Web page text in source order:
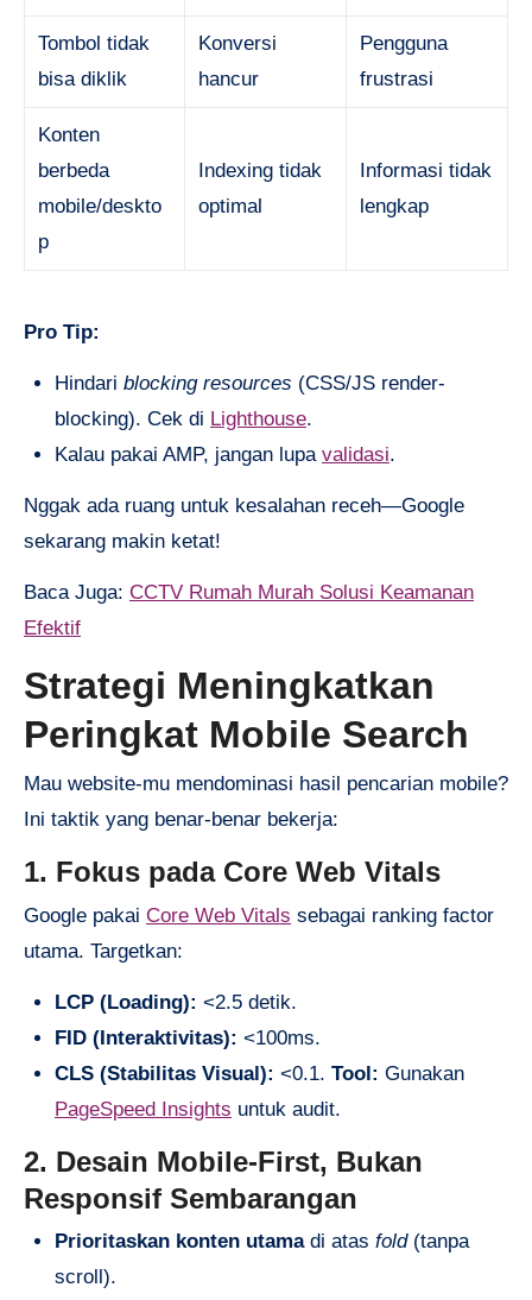
Tombol tidak
bisa diklik
Konversi
hancur
Pengguna
frustrasi
Konten
berbeda
mobile/deskto
p
Indexing tidak
optimal
Informasi tidak
lengkap
Pro Tip:
Hindari blocking resources (CSS/JS render-
blocking). Cek di Lighthouse.
Kalau pakai AMP, jangan lupa validasi.
Nggak ada ruang untuk kesalahan receh—Google
sekarang makin ketat!
Baca Juga: CCTV Rumah Murah Solusi Keamanan
Efektif
Strategi Meningkatkan
Peringkat Mobile Search
Mau website-mu mendominasi hasil pencarian mobile?
Ini taktik yang benar-benar bekerja:
1. Fokus pada Core Web Vitals
Google pakai Core Web Vitals sebagai ranking factor
utama. Targetkan:
LCP (Loading): <2.5 detik.
FID (Interaktivitas): <100ms.
CLS (Stabilitas Visual): <0.1. Tool: Gunakan
PageSpeed Insights untuk audit.
2. Desain Mobile-First, Bukan
Responsif Sembarangan
Prioritaskan konten utamadi atas fold(tanpa
scroll).